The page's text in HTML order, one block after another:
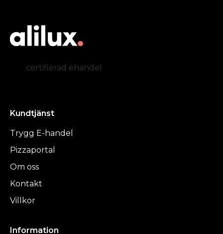
certifierad ehandel
Kundtjänst
Trygg E-handel
Pizzaportal
Om oss
Kontakt
Villkor
Information